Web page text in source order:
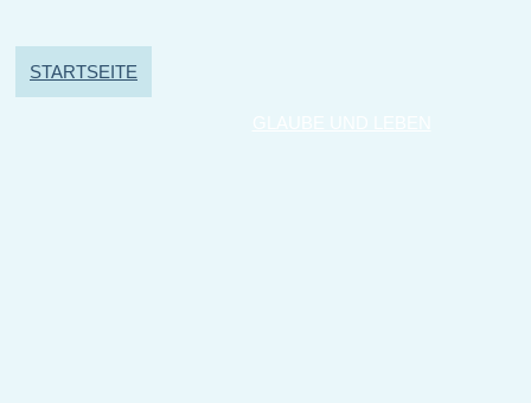
STARTSEITE